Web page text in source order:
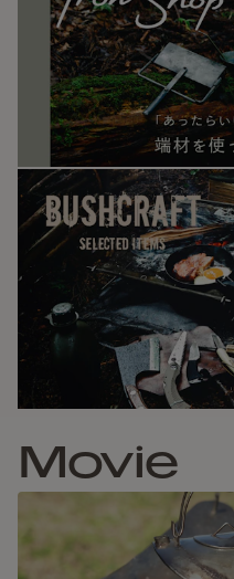
またフル溶接をしているお
厚さ1mmのステンレスフル
その溶接痕の美しさも味わ
ます。
何度も火にかけ使い込むほ
ます。
育てるように、末永くお使
Movie